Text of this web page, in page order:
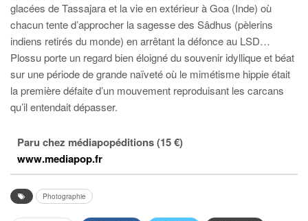
glacées de Tassajara et la vie en extérieur à Goa (Inde) où
chacun tente d’approcher la sagesse des Sâdhus (pèlerins
indiens retirés du monde) en arrêtant la défonce au LSD…
Plossu porte un regard bien éloigné du souvenir idyllique et béat
sur une période de grande naïveté où le mimétisme hippie était
la première défaite d’un mouvement reproduisant les carcans
qu’il entendait dépasser.
Paru chez médiapopéditions (15 €)
www.mediapop.fr
Photographie